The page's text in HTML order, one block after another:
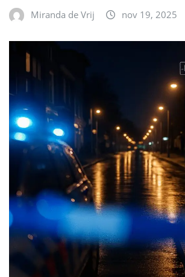
Miranda de Vrij nov 19, 2025